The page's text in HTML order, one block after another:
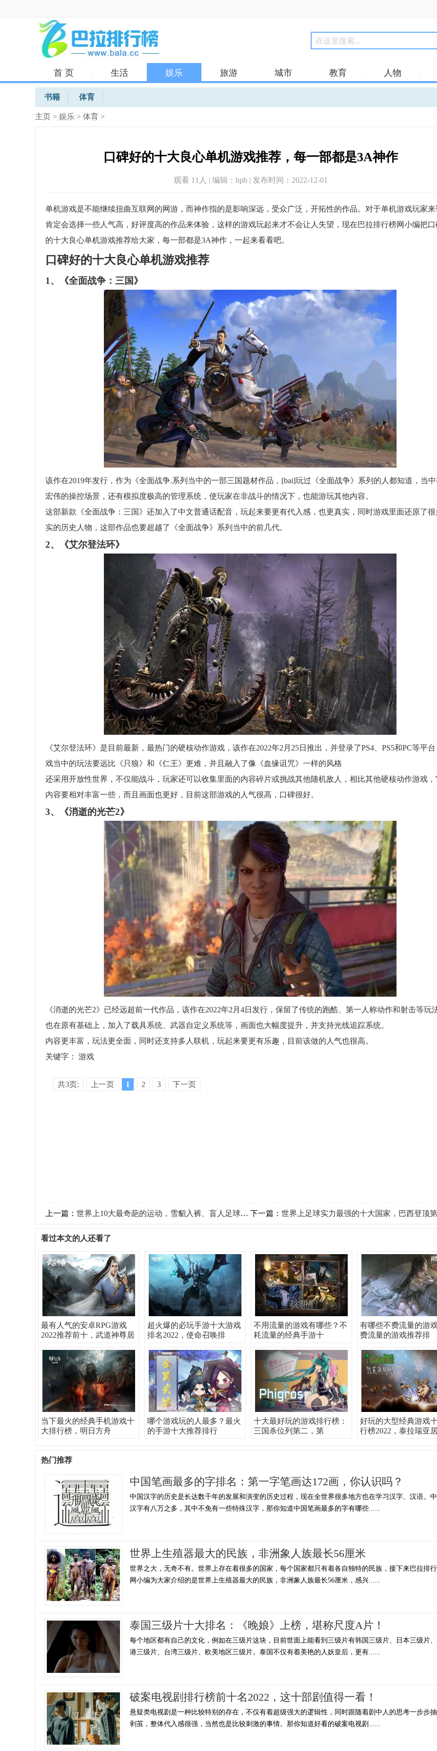
首 页 生活 娱乐 旅游 城市 教育
人物
体育
书籍 体育
主页 > 娱乐 > 体育 >
口碑好的十大良心单机游戏推荐，每一部都是3A神作
观看 11 人 | 编辑：hph | 发布时间：2022-12-01
单机游戏是不能继续扭曲互联网的网游，而神作指的是影响深远，受众广泛，开拓性的作品。对于单机游戏玩家
肯定会选择一些人气高，好评度高的作品来体验，这样的游戏玩起来才不会让人失望，现在巴拉排行榜网小编把
的十大良心单机游戏推荐给大家，每一部都是3A神作，一起来看看吧。
口碑好的十大良心单机游戏推荐
1、《全面战争：三国》
该作在2019年发行，作为《全面战争.系列当中的一部三国题材作品，[bai]玩过《全面战争》系列的人都知道，当
宏伟的操控场景，还有模拟度极高的管理系统，使玩家在非战斗的情况下，也能游玩其他内容。
这部新款《全面战争：三国》还加入了中文普通话配音，玩起来要更有代入感，也更真实，同时游戏里面还原了
实的历史人物，这部作品也要超越了《全面战争》系列当中的前几代。
2、《艾尔登法环》
《艾尔登法环》是目前最新，最热门的硬核动作游戏，该作在2022年2月25日推出，并登录了PS4、PS5和PC等平
戏当中的玩法要远比《只狼》和《仁王》更难，并且融入了像《血缘诅咒》一样的风格
还采用开放性世界，不仅能战斗，玩家还可以收集里面的内容碎片或挑战其他随机敌人，相比其他硬核动作游戏
内容要相对丰富一些，而且画面也更好，目前这部游戏的人气很高，口碑很好。
3、《消逝的光芒2》
《消逝的光芒2》已经远超前一代作品，该作在2022年2月4日发行，保留了传统的跑酷、第一人称动作和射击等玩
也在原有基础上，加入了载具系统、武器自定义系统等，画面也大幅度提升，并支持光线追踪系统。
内容更丰富，玩法更全面，同时还支持多人联机，玩起来要更有乐趣，目前该做的人气也很高。
关键字： 游戏
共3页: 上一页 1 2 3 下一页
上一篇： 世界上10大最奇葩的运动，雪貂入裤、盲人足球见过吗？ 下一篇： 世界上足球实力最强的十大国家，巴西登顶
看过本文的人还看了
最有人气的安卓RPG游戏
2022推荐前十，武道神尊居
超火爆的必玩手游十大游戏
排名2022，使命召唤排
不用流量的游戏有哪些？不
耗流量的经典手游十
有哪些不费流量的游
费流量的游戏推荐排
当下最火的经典手机游戏十
大排行榜，明日方舟
哪个游戏玩的人最多？最火
的手游十大推荐排行
十大最好玩的游戏排行榜：
三国杀位列第二，第
好玩的大型经典游戏
行榜2022，泰拉瑞亚
热门推荐
中国笔画最多的字排名：第一字笔画达172画，你认识吗？
中国汉字的历史是长达数千年的发展和演变的历史过程，现在全世界很多地方也在学习汉字、汉语。
汉字有八万之多，其中不免有一些特殊汉字，那你知道中国笔画最多的字有哪些......
世界上生殖器最大的民族，非洲象人族最长56厘米
世界之大，无奇不有。世界上存在着很多的国家，每个国家都只有着各自独特的民族，接下来巴拉排
网小编为大家介绍的是世界上生殖器最大的民族，非洲象人族最长56厘米，感兴......
泰国三级片十大排名：《晚娘》上榜，堪称尺度A片！
每个地区都有自己的文化，例如在三级片这块，目前世面上能看到三级片有韩国三级片、日本三级片
港三级片、台湾三级片、欧美地区三级片。泰国不仅有着美艳的人妖皇后，更有......
破案电视剧排行榜前十名2022，这十部剧值得一看！
悬疑类电视剧是一种比较特别的存在，不仅有着超级强大的逻辑性，同时跟随着剧中人的思考一步步
剥茧，整体代入感很强，当然也是比较刺激的事情。那你知道好看的破案电视剧......